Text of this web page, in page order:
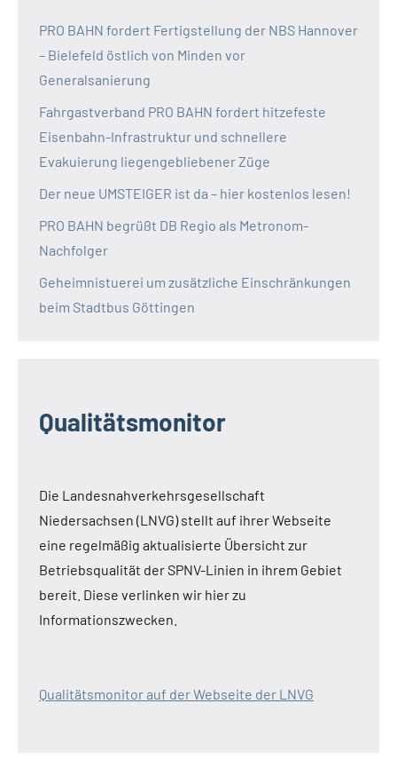
PRO BAHN fordert Fertigstellung der NBS Hannover
– Bielefeld östlich von Minden vor
Generalsanierung
Fahrgastverband PRO BAHN fordert hitzefeste
Eisenbahn-Infrastruktur und schnellere
Evakuierung liegengebliebener Züge
Der neue UMSTEIGER ist da – hier kostenlos lesen!
PRO BAHN begrüßt DB Regio als Metronom-
Nachfolger
Geheimnistuerei um zusätzliche Einschränkungen
beim Stadtbus Göttingen
Qualitätsmonitor
Die Landesnahverkehrsgesellschaft
Niedersachsen (LNVG) stellt auf ihrer Webseite
eine regelmäßig aktualisierte Übersicht zur
Betriebsqualität der SPNV-Linien in ihrem Gebiet
bereit. Diese verlinken wir hier zu
Informationszwecken.
Qualitätsmonitor auf der Webseite der LNVG